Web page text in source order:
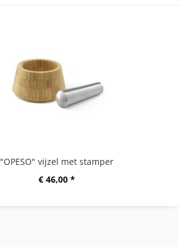
"OPESO" vijzel met stamper
€ 46,00 *